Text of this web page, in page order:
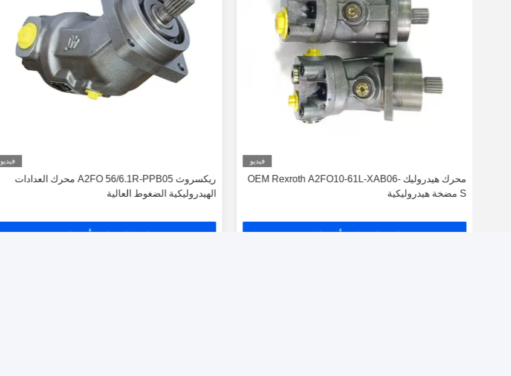
فيديو
محرك هيدروليك OEM Rexroth A2FO10-61L-XAB06-
S مضخة هيدروليكية
فيديو
ريكسروث A2FO 56/6.1R-PPB05 محرك العدادات
الهيدروليكية الضغوط العالية